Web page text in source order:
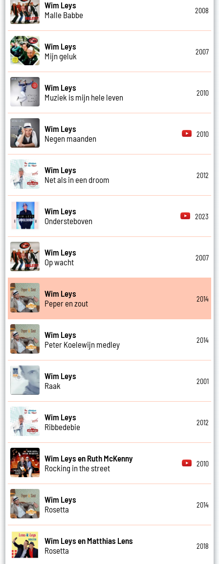
Wim Leys
Malle Babbe
2008
Wim Leys
Mijn geluk
2007
Wim Leys
Muziek is mijn hele leven
2010
Wim Leys
Negen maanden
2010
Wim Leys
Net als in een droom
2012
Wim Leys
Ondersteboven
2023
Wim Leys
Op wacht
2007
Wim Leys
Peper en zout
2014
Wim Leys
Peter Koelewijn medley
2014
Wim Leys
Raak
2001
Wim Leys
Ribbedebie
2012
Wim Leys en Ruth McKenny
Rocking in the street
2010
Wim Leys
Rosetta
2014
Wim Leys en Matthias Lens
Rosetta
2018